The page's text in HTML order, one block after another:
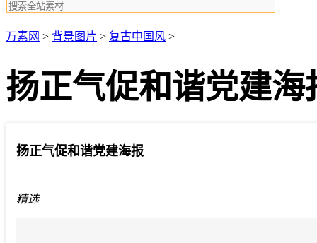
万素网 > 背景图片 > 复古中国风 >
扬正气促和谐党建海
扬正气促和谐党建海报
精选